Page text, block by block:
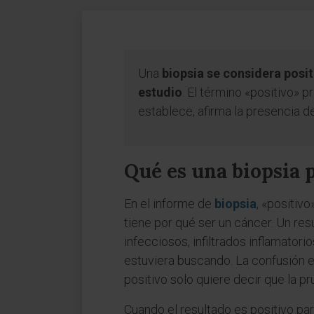
Una biopsia se considera
estudio . El término «positivo»
establece, afirma la presencia
Qué es una biopsia
En el informe de biopsia,
tiene por qué ser un cáncer. Un
infecciosos, infiltrados
estuviera buscando. La confusión
positivo solo quiere decir que la
Cuando el resultado es positivo